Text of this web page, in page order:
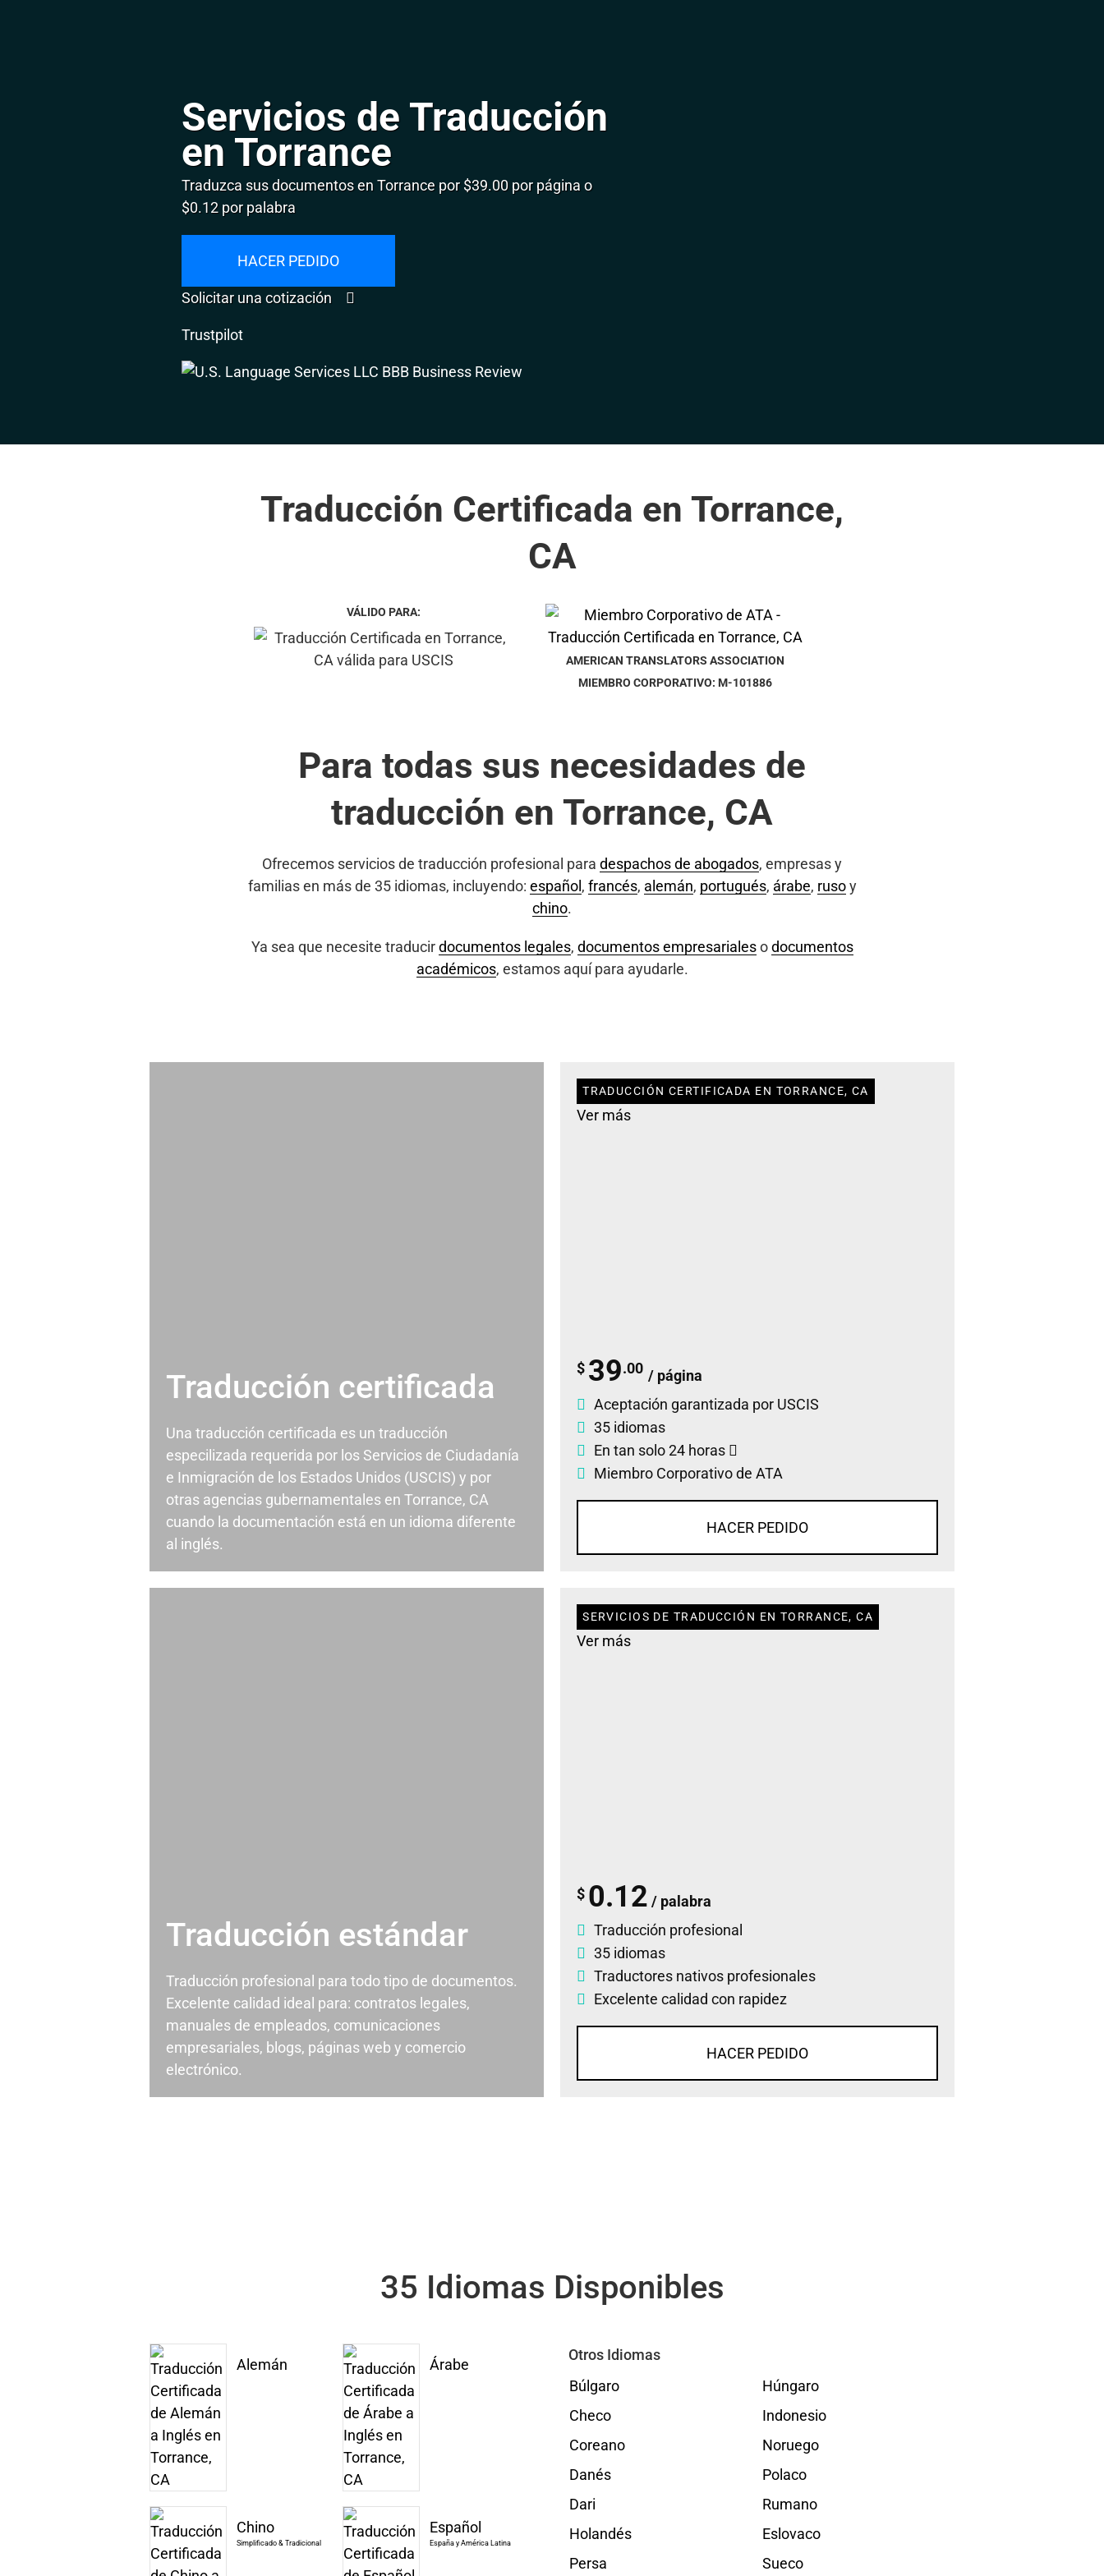
Servicios de Traducción
en Torrance
Traduzca sus documentos en Torrance por $39.00 por página o
$0.12 por palabra
HACER PEDIDO
Solicitar una cotización
Trustpilot
Traducción Certificada en Torrance,
CA
VÁLIDO PARA:
AMERICAN TRANSLATORS ASSOCIATION
MIEMBRO CORPORATIVO: M-101886
Para todas sus necesidades de
traducción en Torrance, CA
Ofrecemos servicios de traducción profesional para despachos de abogados, empresas y
familias en más de 35 idiomas, incluyendo: español , francés, alemán, portugués, árabe, rusoy
chino.
Ya sea que necesite traducirdocumentos legales, documentos empresarialesodocumentos
académicos, estamos aquí para ayudarle.
Traducción certificada
Una traducción certificada es un traducción
especilizada requerida por los Servicios de Ciudadanía
e Inmigración de los Estados Unidos (USCIS) y por
otras agencias gubernamentales en Torrance, CA
cuando la documentación está en un idioma diferente
al inglés.
TRADUCCIÓN CERTIFICADA EN TORRANCE, CA
Ver más
$ 39.00 / página
Aceptación garantizada por USCIS
35 idiomas
En tan solo 24 horas
Miembro Corporativo de ATA
HACER PEDIDO
Traducción estándar
Traducción profesional para todo tipo de documentos.
Excelente calidad ideal para: contratos legales,
manuales de empleados, comunicaciones
empresariales, blogs, páginas web y comercio
electrónico.
SERVICIOS DE TRADUCCIÓN EN TORRANCE, CA
Ver más
$ 0.12 / palabra
Traducción profesional
35 idiomas
Traductores nativos profesionales
Excelente calidad con rapidez
HACER PEDIDO
35 Idiomas Disponibles
Alemán Árabe
Chino
Simplificado & Tradicional
Español
España y América Latina
Otros Idiomas
Búlgaro
Checo
Coreano
Danés
Dari
Holandés
Persa
Húngaro
Indonesio
Noruego
Polaco
Rumano
Eslovaco
Sueco